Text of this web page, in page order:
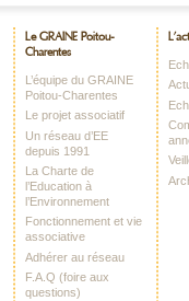
Le GRAINE Poitou-
Charentes
L’équipe du GRAINE
Poitou-Charentes
Le projet associatif
Un réseau d’EE
depuis 1991
La Charte de
l’Education à
l’Environnement
Fonctionnement et vie
associative
Adhérer au réseau
F.A.Q (foire aux
questions)